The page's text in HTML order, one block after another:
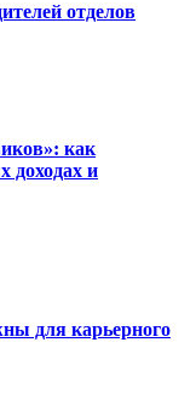
отделов
как
доходах и
для карьерного